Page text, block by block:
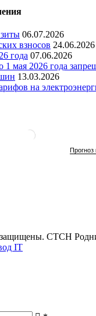
06.07.2026
взносов 24.06.2026
года 07.06.2026
1 мая 2026 года
13.03.2026
на
СТСН
IT